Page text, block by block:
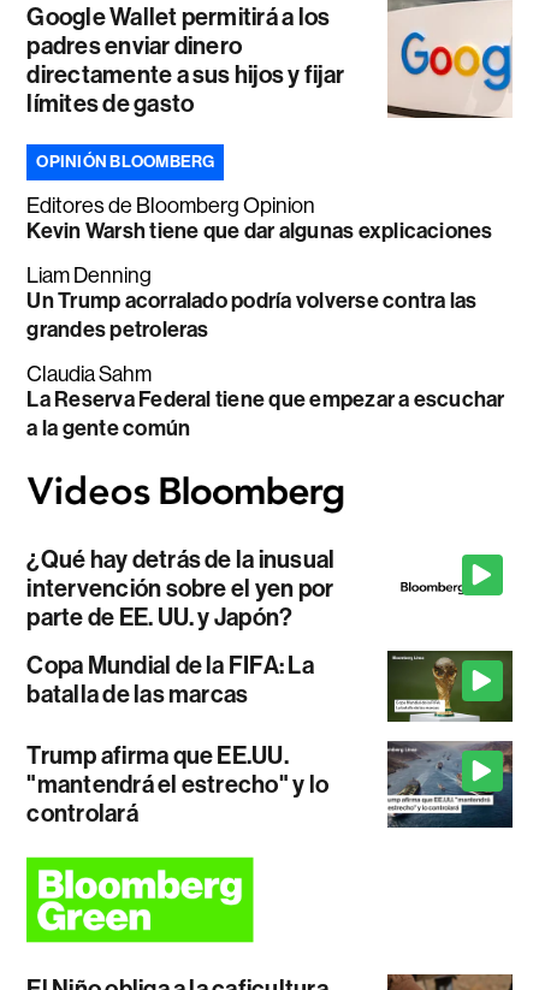
Google Wallet permitirá a los
padres enviar dinero
directamente a sus hijos y fijar
límites de gasto
OPINIÓN BLOOMBERG
Editores de Bloomberg Opinion
Kevin Warsh tiene que dar algunas explicaciones
Liam Denning
Un Trump acorralado podría volverse contra las
grandes petroleras
Claudia Sahm
La Reserva Federal tiene que empezar a escuchar
a la gente común
¿Qué hay detrás de la inusual
intervención sobre el yen por
parte de EE. UU. y Japón?
Copa Mundial de la FIFA: La
batalla de las marcas
Trump afirma que EE.UU.
"mantendrá el estrecho" y lo
controlará